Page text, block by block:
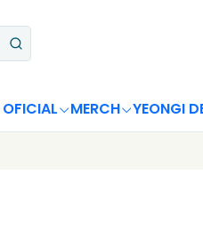
MERCH YEONGI